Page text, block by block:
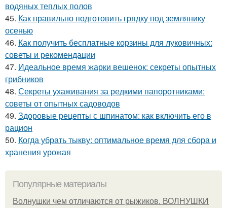
водяных теплых полов
45. Как правильно подготовить грядку под землянику
осенью
46. Как получить бесплатные корзины для луковичных:
советы и рекомендации
47. Идеальное время жарки вешенок: секреты опытных
грибников
48. Секреты ухаживания за редкими папоротниками:
советы от опытных садоводов
49. Здоровые рецепты с шпинатом: как включить его в
рацион
50. Когда убрать тыкву: оптимальное время для сбора и
хранения урожая
Популярные материалы
Волнушки чем отличаются от рыжиков. ВОЛНУШКИ